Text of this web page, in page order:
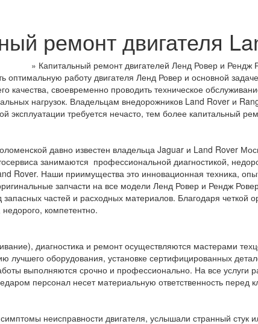
ремонт двигателя
» Капитальный ремонт двигателей Ленд Ровер и Рендж
оптимальную работу двигателя Ленд Ровер и основной
качества, своевременно проводить техническое
нагрузок. Владельцам внедорожников Land Rover и
эксплуатации требуется нечасто, тем более капитальный
давно известен владельца Jaguar и Land Rover
занимаются профессиональной диагностикой,
Rover. Наши приимущества это инновационная техника,
запчасти на все модели Ленд Ровер и Рендж
запасных частей и расходных материалов. Благодаря четкой
компетентно.
диагностика и ремонт осуществляются мастерами
лучшего оборудования, установке сертифицированных
выполняются срочно и профессионально. На все услуги
персонал несет материальную ответственность перед
неисправности двигателя, услышали странный стук